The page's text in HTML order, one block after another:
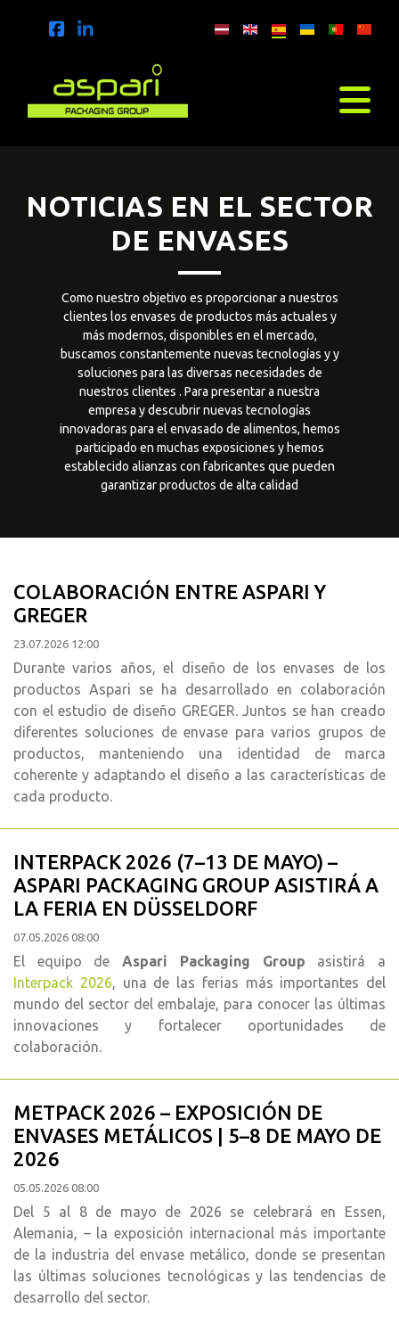
NOTICIAS EN EL SECTOR
DE ENVASES
Como nuestro objetivo es proporcionar a nuestros
clientes los envases de productos más actuales y
más modernos, disponibles en el mercado,
buscamos constantemente nuevas tecnologías y y
soluciones para las diversas necesidades de
nuestros clientes . Para presentar a nuestra
empresa y descubrir nuevas tecnologías
innovadoras para el envasado de alimentos, hemos
participado en muchas exposiciones y hemos
establecido alianzas con fabricantes que pueden
garantizar productos de alta calidad
COLABORACIÓN ENTRE ASPARI Y
GREGER
23.07.2026 12:00
Durante varios años, el diseño de los envases de los
productos Aspari se ha desarrollado en colaboración
con el estudio de diseño GREGER. Juntos se han creado
diferentes soluciones de envase para varios grupos de
productos, manteniendo una identidad de marca
coherente y adaptando el diseño a las características de
cada producto.
INTERPACK 2026 (7–13 DE MAYO) –
ASPARI PACKAGING GROUP ASISTIRÁ A
LA FERIA EN DÜSSELDORF
07.05.2026 08:00
El equipo deAspari Packaging Group asistirá a
Interpack 2026, una de las ferias más importantes del
mundo del sector del embalaje, para conocer las últimas
innovaciones y fortalecer oportunidades de
colaboración.
METPACK 2026 – EXPOSICIÓN DE
ENVASES METÁLICOS | 5–8 DE MAYO DE
2026
05.05.2026 08:00
Del 5 al 8 de mayo de 2026 se celebrará en Essen,
Alemania, – la exposición internacional más importante
de la industria del envase metálico, donde se presentan
las últimas soluciones tecnológicas y las tendencias de
desarrollo del sector.